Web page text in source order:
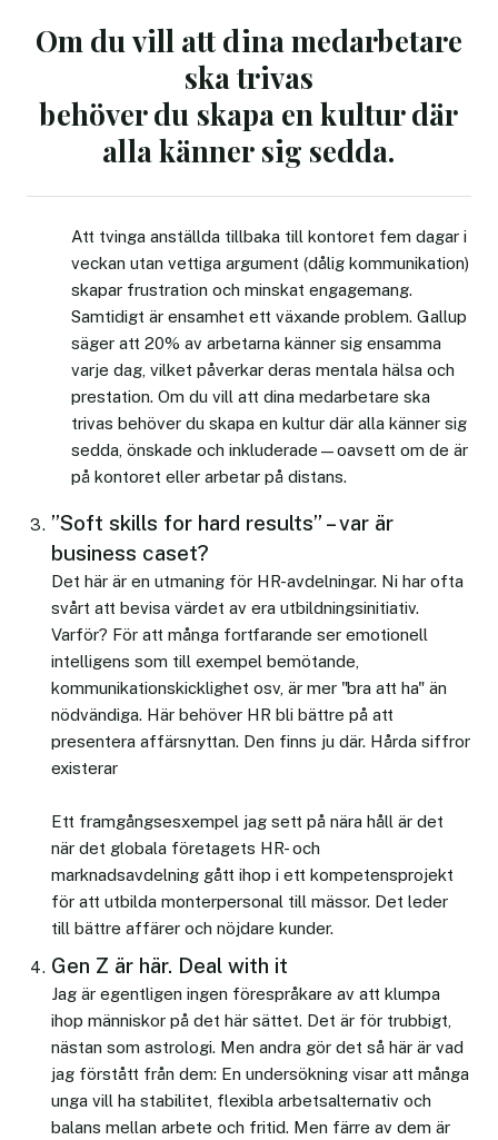
Om du vill att dina medarbetare
ska trivas
behöver du skapa en kultur där
alla känner sig sedda.
Att tvinga anställda tillbaka till kontoret fem dagar i
veckan utan vettiga argument (dålig kommunikation)
skapar frustration och minskat engagemang.
Samtidigt är ensamhet ett växande problem. Gallup
säger att 20% av arbetarna känner sig ensamma
varje dag, vilket påverkar deras mentala hälsa och
prestation. Om du vill att dina medarbetare ska
trivas behöver du skapa en kultur där alla känner sig
sedda, önskade och inkluderade—oavsett om de är
på kontoret eller arbetar på distans.
”Soft skills for hard results” – var är
business caset?
Det här är en utmaning för HR-avdelningar. Ni har ofta
svårt att bevisa värdet av era utbildningsinitiativ.
Varför? För att många fortfarande ser emotionell
intelligens som till exempel bemötande,
kommunikationskicklighet osv, är mer "bra att ha" än
nödvändiga. Här behöver HR bli bättre på att
presentera affärsnyttan. Den finns ju där. Hårda siffror
existerar
Ett framgångsesxempel jag sett på nära håll är det
när det globala företagets HR- och
marknadsavdelning gått ihop i ett kompetensprojekt
för att utbilda monterpersonal till mässor. Det leder
till bättre affärer och nöjdare kunder.
Gen Z är här. Deal with it
Jag är egentligen ingen förespråkare av att klumpa
ihop människor på det här sättet. Det är för trubbigt,
nästan som astrologi. Men andra gör det så här är vad
jag förstått från dem: En undersökning visar att många
unga vill ha stabilitet, flexibla arbetsalternativ och
balans mellan arbete och fritid. Men färre av dem är